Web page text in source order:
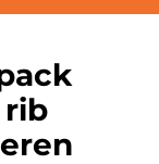
rib